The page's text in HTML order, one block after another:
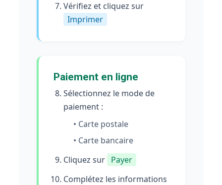
Vérifiez et cliquez sur
Imprimer
Paiement en ligne
Sélectionnez le mode de
paiement :
• Carte postale
• Carte bancaire
Cliquez sur Payer
Complétez les informations